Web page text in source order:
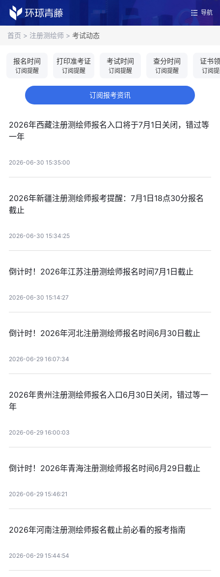
导航
首页 > 注册测绘师 > 考试动态
报名时间
订阅提醒
打印准考证
订阅提醒
考试时间
订阅提醒
查分时间
订阅提醒
证书
订阅
订阅报考资讯
2026年西藏注册测绘师报名入口将于7月1日关闭，错过等
一年
2026-06-30 15:35:00
2026年新疆注册测绘师报考提醒：7月1日18点30分报名
截止
2026-06-30 15:34:25
倒计时！2026年江苏注册测绘师报名时间7月1日截止
2026-06-30 15:14:27
倒计时！2026年河北注册测绘师报名时间6月30日截止
2026-06-29 16:07:34
2026年贵州注册测绘师报名入口6月30日关闭，错过等一
年
2026-06-29 16:00:03
倒计时！2026年青海注册测绘师报名时间6月29日截止
2026-06-29 15:46:21
2026年河南注册测绘师报名截止前必看的报考指南
2026-06-29 15:44:54